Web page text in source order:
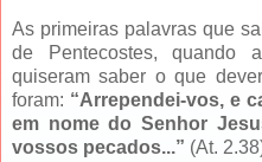
As primeiras palavras que
de Pentecostes, quando
quiseram saber o que
foram: “Arrependei-vos, e
em nome do Senhor
vossos pecados...” (At.